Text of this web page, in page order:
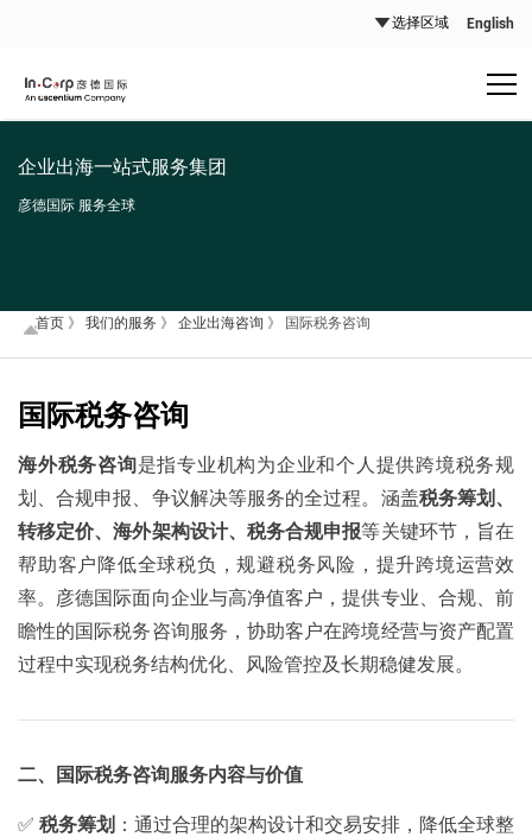
English
企业出海一站式服务集团
彦德国际 服务全球
首页 》 我们的服务 》 企业出海咨询 》 国际税务咨询
国际税务咨询
海外税务咨询是指专业机构为企业和个人提供跨境税务规
划、合规申报、争议解决等服务的全过程。涵盖税务筹划、
转移定价、海外架构设计、税务合规申报等关键环节，旨在
帮助客户降低全球税负，规避税务风险，提升跨境运营效
率。彦德国际面向企业与高净值客户，提供专业、合规、前
瞻性的国际税务咨询服务，协助客户在跨境经营与资产配置
过程中实现税务结构优化、风险管控及长期稳健发展。
二、国际税务咨询服务内容与价值
✅ 税务筹划 ：通过合理的架构设计和交易安排，降低全球整